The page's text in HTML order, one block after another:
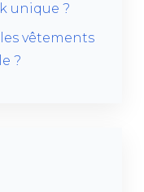
unique ?
vêtements
?